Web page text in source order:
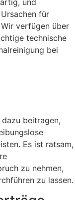
für
verfügen über
technische
bei
beitragen,
Es ist ratsam,
zu nehmen,
zu lassen.